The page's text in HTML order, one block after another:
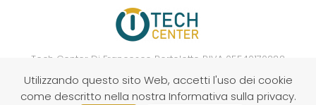
Tech Center Di Francesco Bortolotto P.IVA 05540170288
© 2026Tech Center.
Fatto danoi.
Utilizzando questo sito Web, accetti l'uso dei cookie
come descritto nella nostra Informativa sulla privacy.